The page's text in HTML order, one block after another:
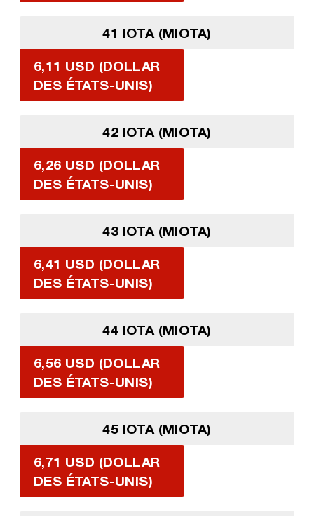
41 IOTA (MIOTA)
6,11 USD (DOLLAR
DES ÉTATS-UNIS)
42 IOTA (MIOTA)
6,26 USD (DOLLAR
DES ÉTATS-UNIS)
43 IOTA (MIOTA)
6,41 USD (DOLLAR
DES ÉTATS-UNIS)
44 IOTA (MIOTA)
6,56 USD (DOLLAR
DES ÉTATS-UNIS)
45 IOTA (MIOTA)
6,71 USD (DOLLAR
DES ÉTATS-UNIS)